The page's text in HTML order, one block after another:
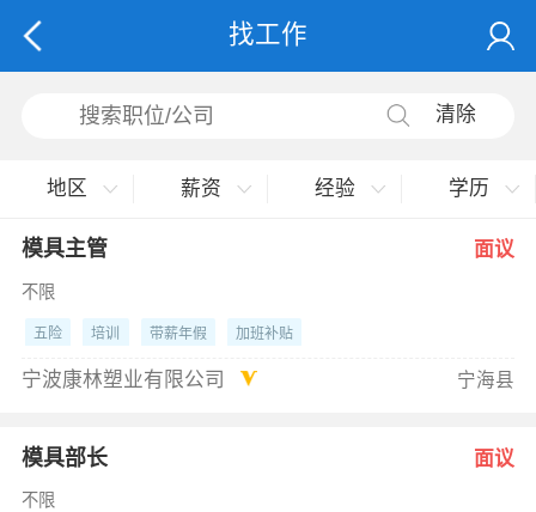
找工作
清除
地区 薪资 经验 学历
模具主管 面议
不限
五险 培训 带薪年假 加班补贴
宁波康林塑业有限公司 宁海县
模具部长 面议
不限